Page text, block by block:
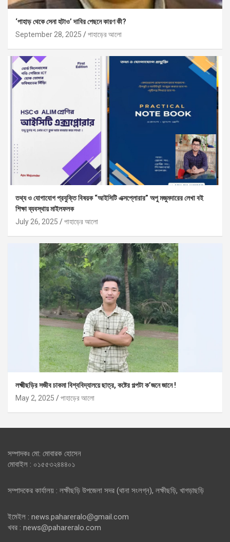
‘পাহাড় থেকে সেনা হটাও’ দাবির পেছনে কারণ কী?
September 28, 2025
পাহাড়ের আলো
তথ্য ও যোগাযোগ প্রযুক্তি বিষয়ক “আইসিটি এক্সপ্লোরার” অপু মজুমদারের লেখা বই
শিক্ষা ব্যবস্থায় মাইলফলক
July 26, 2025
পাহাড়ের আলো
লক্ষ্মীছড়ির সজীব চাকমা বিশ্ববিদ্যালয়ে ছাত্র, কষ্টের গল্পটা ক’জনে জানে !
May 2, 2025
পাহাড়ের আলো
সম্পাদকঃ মো: মোবারক হোসেন
মোবাইল : ০১৫৫৩২৪৪৪০১
সম্পাদকের কার্যালয় : লক্ষীছড়ি উপজেলা সদর (থানা সংলগ্ন), লক্ষীছড়ি, খাগড়াছড়ি
ইমেইল : news.pahareralo@gmail.com
খবর : news@pahareralo.com